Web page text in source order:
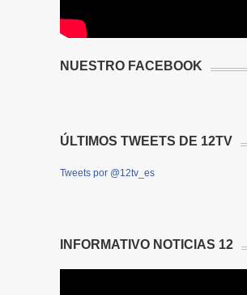
NUESTRO FACEBOOK
ÚLTIMOS TWEETS DE 12TV
Tweets por @12tv_es
INFORMATIVO NOTICIAS 12